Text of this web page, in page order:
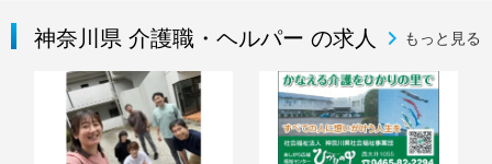
神奈川県 介護職・ヘルパー の求人 もっと見る